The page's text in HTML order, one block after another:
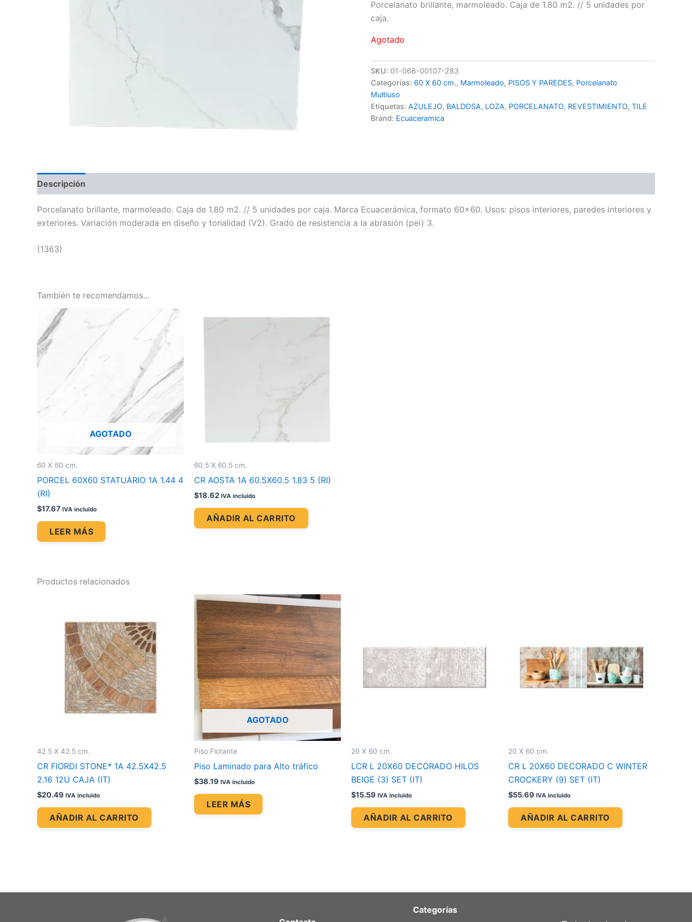
Porcelanato brillante, marmoleado. Caja de 1.80 m2. // 5 unidades por
caja.
Agotado
SKU: 01-066-00107-283
Categorías: 60 X 60 cm., Marmoleado, PISOS Y PAREDES, Porcelanato
Multiuso
Etiquetas: AZULEJO, BALDOSA, LOZA, PORCELANATO, REVESTIMIENTO, TILE
Brand: Ecuaceramica
Descripción
Porcelanato brillante, marmoleado. Caja de 1.80 m2. // 5 unidades por caja. Marca Ecuacerámica, formato 60×60. Usos: pisos interiores, paredes interiores y
exteriores. Variación moderada en diseño y tonalidad (V2). Grado de resistencia a la abrasión (pei) 3.
(1363)
También te recomendamos…
AGOTADO
60 X 60 cm.
PORCEL 60X60 STATUARIO 1A 1.44 4
(RI)
$17.67 IVA incluido
LEER MÁS
60.5 X 60.5 cm.
CR AOSTA 1A 60.5X60.5 1.83 5 (RI)
$18.62 IVA incluido
AÑADIR AL CARRITO
Productos relacionados
42.5 X 42.5 cm.
CR FIORDI STONE* 1A 42.5X42.5
2.16 12U CAJA (IT)
$20.49 IVA incluido
AÑADIR AL CARRITO
AGOTADO
Piso Flotante
Piso Laminado para Alto tráfico
$38.19 IVA incluido
LEER MÁS
20 X 60 cm.
LCR L 20X60 DECORADO HILOS
BEIGE (3) SET (IT)
$15.59 IVA incluido
AÑADIR AL CARRITO
20 X 60 cm.
CR L 20X60 DECORADO C WINTER
CROCKERY (9) SET (IT)
$55.69 IVA incluido
AÑADIR AL CARRITO
Categorías